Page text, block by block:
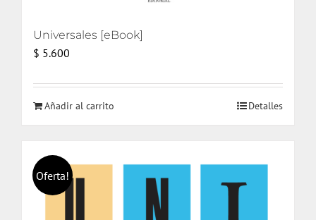
Universales [eBook]
$ 5.600
Añadir al carrito Detalles
Oferta!